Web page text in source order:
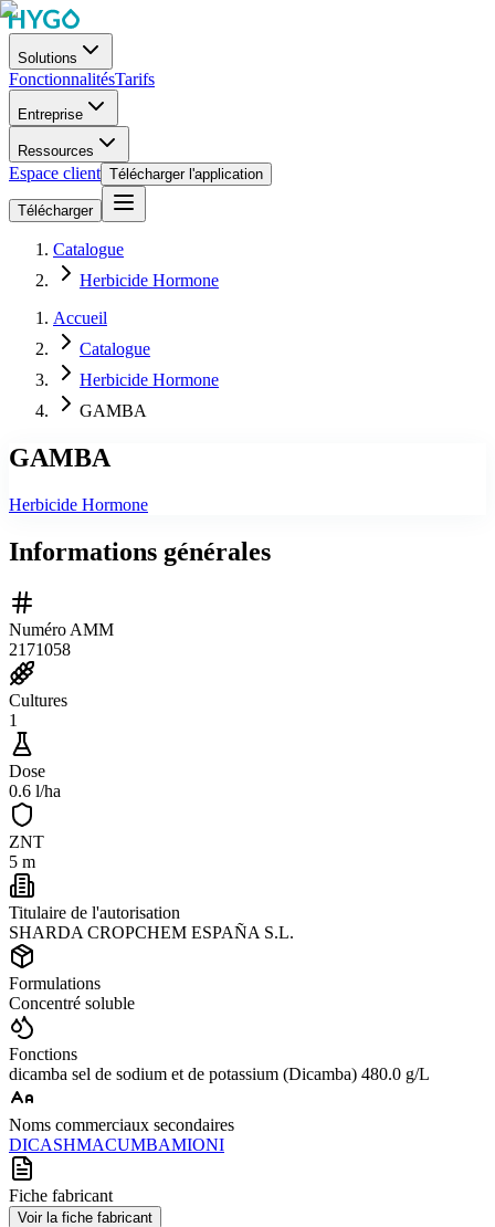
Solutions
FonctionnalitésTarifs
Entreprise
Ressources
Espace client Télécharger l'application
Télécharger
Catalogue
Herbicide Hormone
Accueil
Catalogue
Herbicide Hormone
GAMBA
GAMBA
Herbicide Hormone
Informations générales
Numéro AMM
2171058
Cultures
1
Dose
0.6 l/ha
ZNT
5 m
Titulaire de l'autorisation
SHARDA CROPCHEM ESPAÑA S.L.
Formulations
Concentré soluble
Fonctions
dicamba sel de sodium et de potassium (Dicamba) 480.0 g/L
Noms commerciaux secondaires
DICASHMACUMBAMIONI
Fiche fabricant
Voir la fiche fabricant